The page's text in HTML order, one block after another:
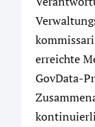
erreichte
GovData-